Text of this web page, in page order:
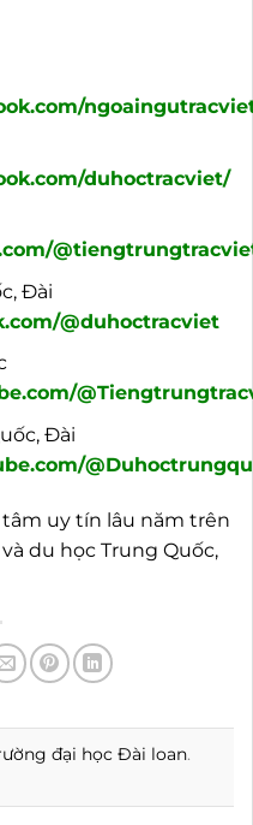
duhoctracviet/
Đài
@duhoctracviet
Đài
uy tín lâu năm trên
du học Trung Quốc,
đại học Đài loan.